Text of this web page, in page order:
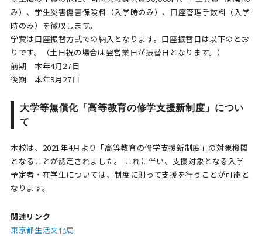
み）、学⽣災害傷害保険料（入学時のみ）、口座管理手数料（入学
時のみ）を徴収します。
学費は口座振替方式での納入となります。口座振替日は以下のとお
りです。（土日祝の場合は翌営業日が振替日となります。）
前期 本年4月27日
後期 本年9月27日
大学等無償化「高等教育の修学支援新制度」につい
て
本校は、2021年4月より「高等教育の修学支援新制度」の対象機関
となることが認定されました。 これに伴い、支援対象となる入学
予定者・在学生については、制度に則って支援を行うことが可能と
なります。
関連リンク
東京都生活文化局